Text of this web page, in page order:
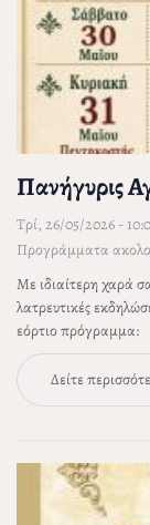
Πανήγυρις
Τρί, 26/05/2026 -
Προγράμματα
Με ιδιαίτερη χαρά
λατρευτικές
εόρτιο πρόγραμμα:
Δείτε